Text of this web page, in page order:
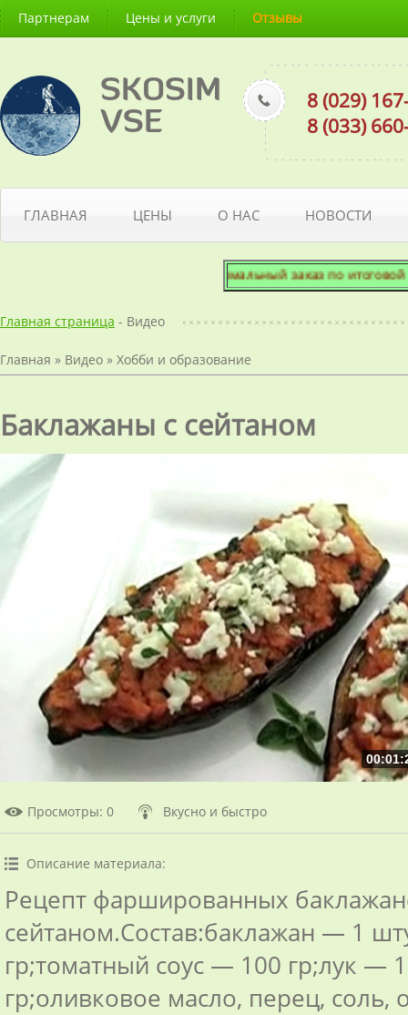
Партнерам Цены и услуги Отзывы
SKOSIM
VSE
8 (029)
8 (033)
ГЛАВНАЯ ЦЕНЫ О НАС НОВОСТИ
Минимальный заказ по итоговой
Главная страница - Видео
Главная » Видео » Хобби и образование
Баклажаны с сейтаном
Просмотры: 0 Вкусно и быстро
Описание материала:
Рецепт фаршированных
сейтаном.Состав:баклажан — 1
гр;томатный соус — 100 гр;лук —
гр;оливковое масло, перец, соль,